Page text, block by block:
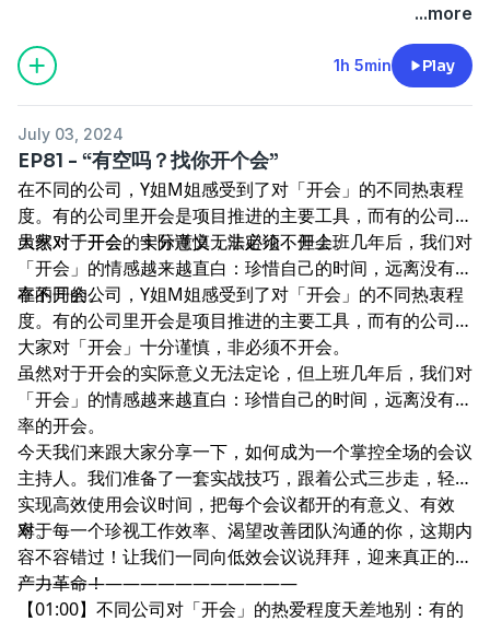
...more
1h 5min Play
July 03, 2024
EP81 - “有空吗？找你开个会”
在不同的公司，Y姐M姐感受到了对「开会」的不同热衷程
度。有的公司里开会是项目推进的主要工具，而有的公司里
大家对「开会」十分谨慎，非必须不开会。
虽然对于开会的实际意义无法定论，但上班几年后，我们对
「开会」的情感越来越直白：珍惜自己的时间，远离没有效
率的开会。
在不同的公司，Y姐M姐感受到了对「开会」的不同热衷程
度。有的公司里开会是项目推进的主要工具，而有的公司里
大家对「开会」十分谨慎，非必须不开会。
虽然对于开会的实际意义无法定论，但上班几年后，我们对
「开会」的情感越来越直白：珍惜自己的时间，远离没有效
率的开会。
今天我们来跟大家分享一下，如何成为一个掌控全场的会议
主持人。我们准备了一套实战技巧，跟着公式三步走，轻松
实现​高效使用会议时间，把每个会议都开的有意义、有效
率。
对于每一个珍视工作效率、渴望改善团队沟通的你，这期内
容不容错过！让我们一同向低效会议说拜拜，迎来真正的生
产力革命！
————————————————
【01:00】不同公司对「开会」的热爱程度天差地别：有的